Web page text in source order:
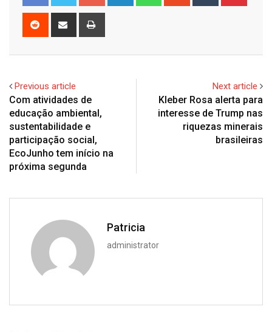
Reddit
Share
Previous article
Com atividades de
educação ambiental,
sustentabilidade e
participação social,
EcoJunho tem início na
próxima segunda
Next article
Kleber Rosa alerta para
interesse de Trump nas
riquezas minerais
brasileiras
Patricia
administrator